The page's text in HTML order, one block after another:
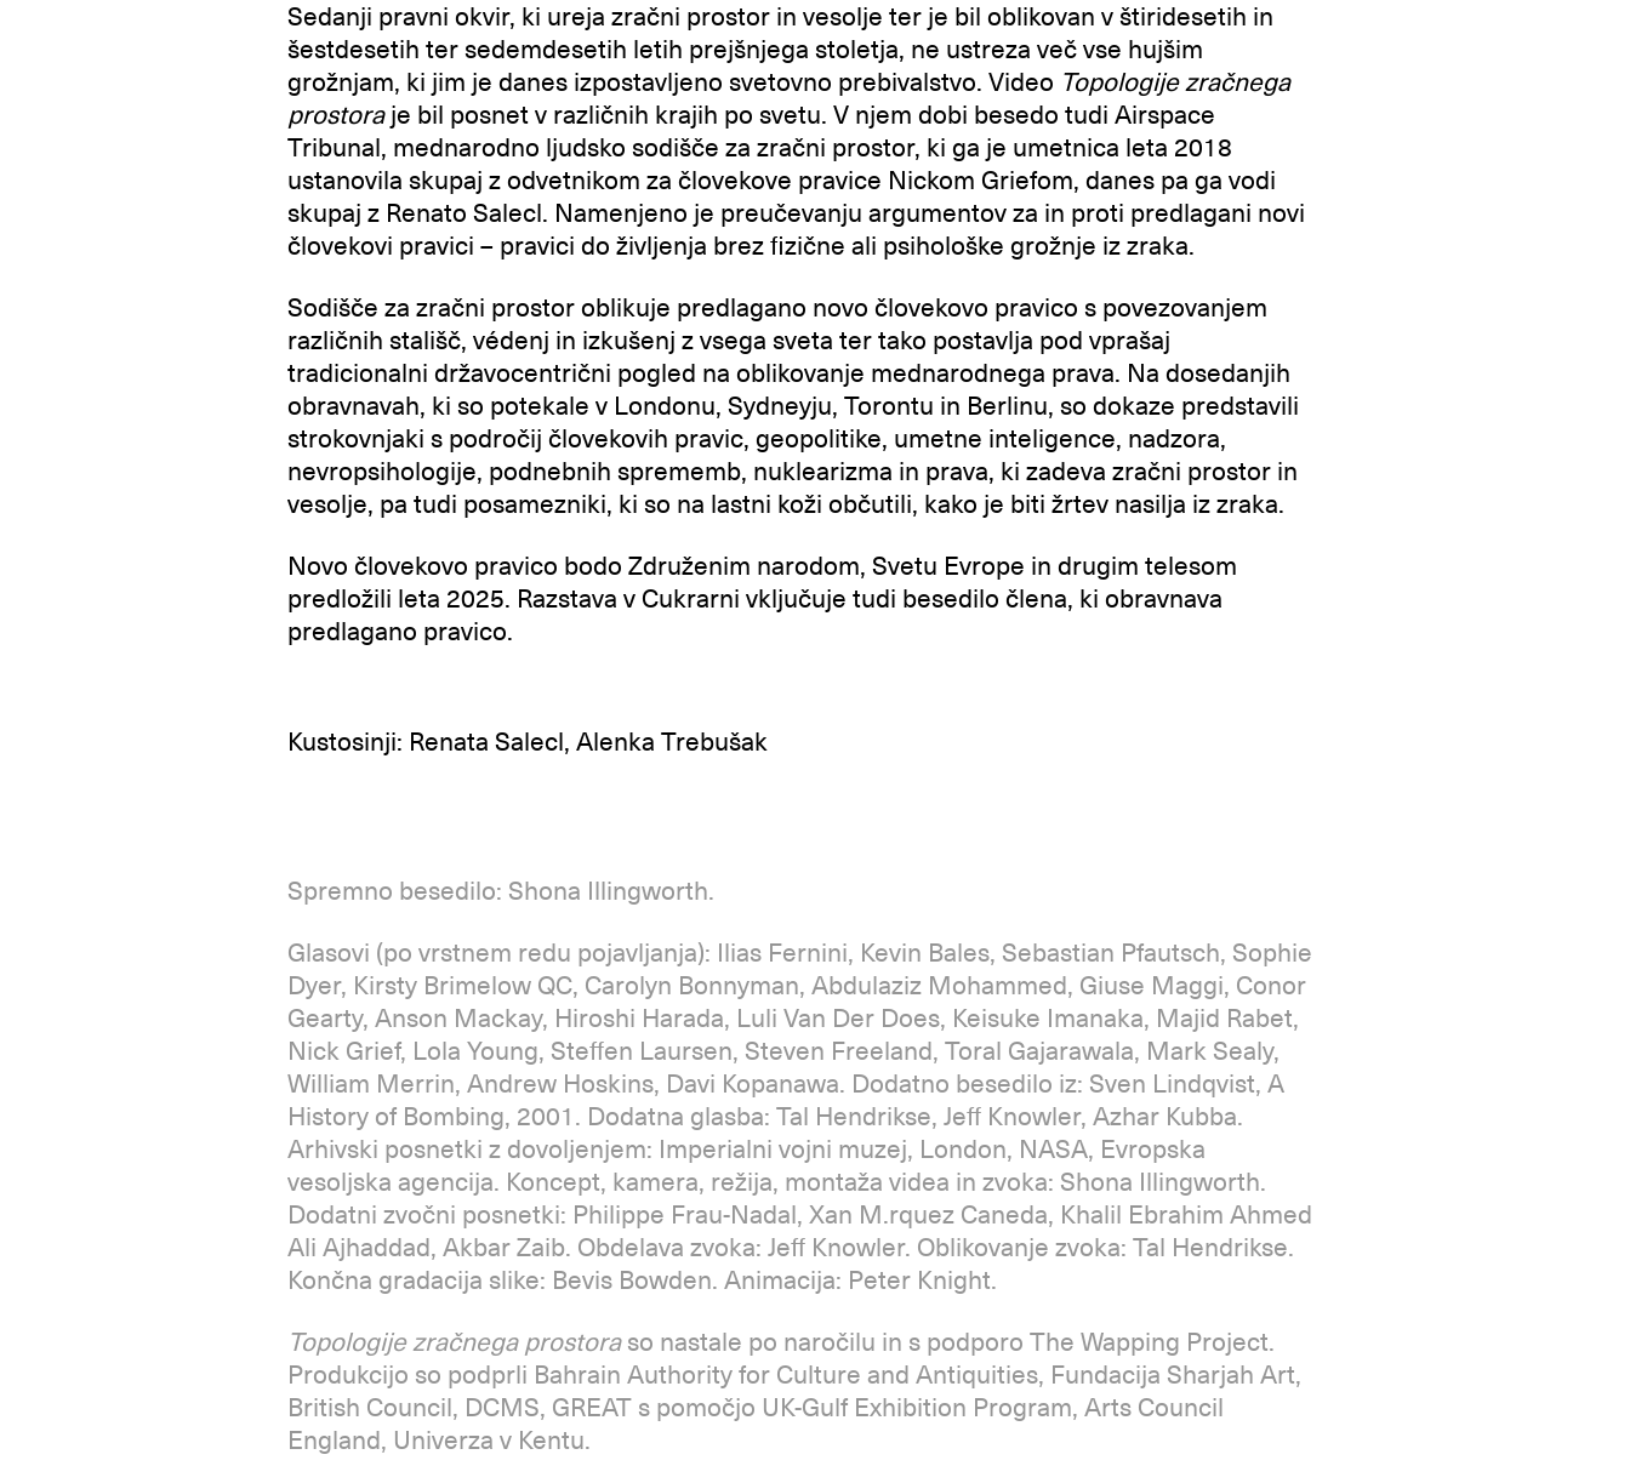
Sedanji pravni okvir, ki ureja zračni prostor in vesolje ter je bil oblikovan v štiridesetih in
šestdesetih ter sedemdesetih letih prejšnjega stoletja, ne ustreza več vse hujšim
grožnjam, ki jim je danes izpostavljeno svetovno prebivalstvo. Video Topologije zračnega
prostoraje bil posnet v različnih krajih po svetu. V njem dobi besedo tudi Airspace
Tribunal, mednarodno ljudsko sodišče za zračni prostor, ki ga je umetnica leta 2018
ustanovila skupaj z odvetnikom za človekove pravice Nickom Griefom, danes pa ga vodi
skupaj z Renato Salecl. Namenjeno je preučevanju argumentov za in proti predlagani novi
človekovi pravici – pravici do življenja brez fizične ali psihološke grožnje iz zraka.
Sodišče za zračni prostor oblikuje predlagano novo človekovo pravico s povezovanjem
različnih stališč, védenj in izkušenj z vsega sveta ter tako postavlja pod vprašaj
tradicionalni državocentrični pogled na oblikovanje mednarodnega prava. Na dosedanjih
obravnavah, ki so potekale v Londonu, Sydneyju, Torontu in Berlinu, so dokaze predstavili
strokovnjaki s področij človekovih pravic, geopolitike, umetne inteligence, nadzora,
nevropsihologije, podnebnih sprememb, nuklearizma in prava, ki zadeva zračni prostor in
vesolje, pa tudi posamezniki, ki so na lastni koži občutili, kako je biti žrtev nasilja iz zraka.
Novo človekovo pravico bodo Združenim narodom, Svetu Evrope in drugim telesom
predložili leta 2025. Razstava v Cukrarni vključuje tudi besedilo člena, ki obravnava
predlagano pravico.
Kustosinji: Renata Salecl, Alenka Trebušak
Spremno besedilo: Shona Illingworth.
Glasovi (po vrstnem redu pojavljanja): Ilias Fernini, Kevin Bales, Sebastian Pfautsch, Sophie
Dyer, Kirsty Brimelow QC, Carolyn Bonnyman, Abdulaziz Mohammed, Giuse Maggi, Conor
Gearty, Anson Mackay, Hiroshi Harada, Luli Van Der Does, Keisuke Imanaka, Majid Rabet,
Nick Grief, Lola Young, Steffen Laursen, Steven Freeland, Toral Gajarawala, Mark Sealy,
William Merrin, Andrew Hoskins, Davi Kopanawa. Dodatno besedilo iz: Sven Lindqvist, A
History of Bombing, 2001. Dodatna glasba: Tal Hendrikse, Jeff Knowler, Azhar Kubba.
Arhivski posnetki z dovoljenjem: Imperialni vojni muzej, London, NASA, Evropska
vesoljska agencija. Koncept, kamera, režija, montaža videa in zvoka: Shona Illingworth.
Dodatni zvočni posnetki: Philippe Frau-Nadal, Xan M.rquez Caneda, Khalil Ebrahim Ahmed
Ali Ajhaddad, Akbar Zaib. Obdelava zvoka: Jeff Knowler. Oblikovanje zvoka: Tal Hendrikse.
Končna gradacija slike: Bevis Bowden. Animacija: Peter Knight.
Topologije zračnega prostoraso nastale po naročilu in s podporo The Wapping Project.
Produkcijo so podprli Bahrain Authority for Culture and Antiquities, Fundacija Sharjah Art,
British Council, DCMS, GREAT s pomočjo UK-Gulf Exhibition Program, Arts Council
England, Univerza v Kentu.